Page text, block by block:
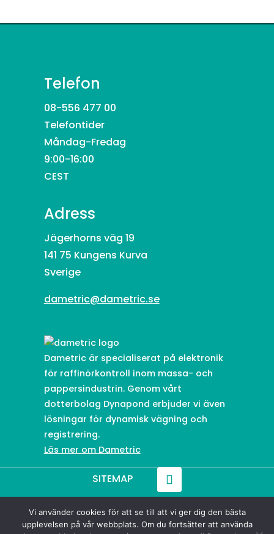
Telefon
08-556 477 00
Telefontider
Måndag-Fredag
9:00-16:00
CEST
Adress
Jägerhorns väg 19
141 75 Kungens Kurva
Sverige
dametric@dametric.se
Dametric är specialiserat på elektronik
för raffinörkontroll inom massa- och
pappersindustrin. Genom vårt
dotterbolag Dynapond erbjuder vi även
lösningar för dynamisk vägning och
registrering.
Läs mer om Dametric
SITEMAP
© 2021-2026 Dametric
Vi använder cookies för att se till att vi ger dig den bästa
upplevelsen på vår webbplats. Om du fortsätter att använda